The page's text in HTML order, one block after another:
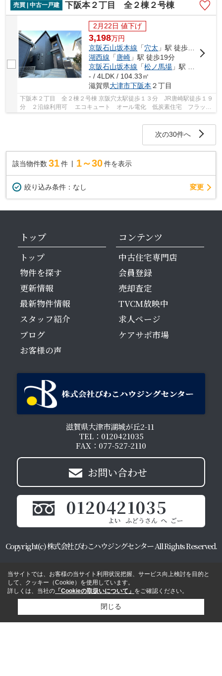
売買 | 中古一戸建
下阪本２丁目 全２棟２号棟
2月22日 値下げ
3,198万円
京阪石山坂本線 「穴太 」駅 徒歩11分
湖西線 「 唐崎 」駅 徒歩19分
京阪石山坂本線 「松ノ馬場 」駅 徒歩13分
- / 4LDK / 104.33㎡
滋賀県大津市下阪本 ２丁目
下阪本２丁目 全２棟２号棟 京阪穴太駅徒歩１３分 JR唐崎駅徒歩１９
分 ２沿線利用可 エコキュート オール電化 低炭素住宅 フラット
次の30件へ
該当物件数 31件 1～30 件を表示
絞り込み条件： なし 変更
トップ
トップ
物件を探す
更新情報
最新物件情報
スタッフ紹介
ブログ
お客様の声
コンテンツ
中古住宅専門店
会員登録
売却査定
TVCM放映中
求人ページ
ケアサポ市場
滋賀県大津市湖城が丘2-11
TEL：0120421035
FAX：077-527-2110
お問い合わせ
0120421035
Copyright(c) 株式会社びわこハウジングセンター All Rights Reserved.
当サイトでは、お客様の当サイト利用状況把握、サービス向上検討を目的と
して、クッキー（Cookie）を使用しています。
詳しくは、当社の 「Cookieの取扱いについて」 をご確認ください。
閉じる